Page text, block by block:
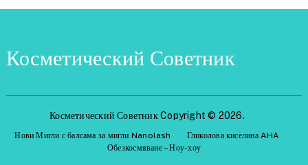
Косметический Советник
Косметический СоветникCopyright © 2026.
Нови Мигли с балсама за мигли Nanolash
Гликолова киселина AHA
Обезкосмяване – Ноу-хоу